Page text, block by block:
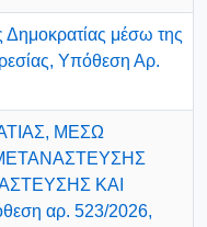
μέσω της
Υπόθεση Αρ.
ΜΕΣΩ
ΚΑΙ
αρ. 523/2026,